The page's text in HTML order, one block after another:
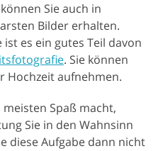
Sie auch in
Bilder erhalten.
es ein gutes Teil davon
. Sie können
Hochzeit aufnehmen.
Spaß macht,
Sie in den Wahnsinn
diese Aufgabe dann nicht